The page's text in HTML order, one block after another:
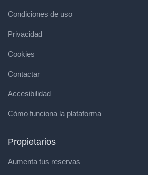
Condiciones de uso
Privacidad
Cookies
Contactar
Accesibilidad
Cómo funciona la plataforma
Propietarios
Aumenta tus reservas